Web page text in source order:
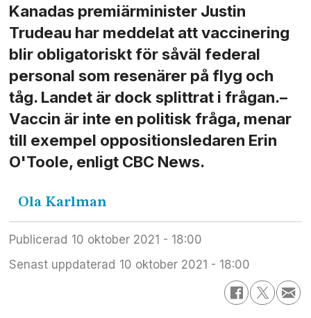
Kanadas premiärminister Justin
Trudeau har meddelat att vaccinering
blir obligatoriskt för såväl federal
personal som resenärer på flyg och
tåg. Landet är dock splittrat i frågan.–
Vaccin är inte en politisk fråga, menar
till exempel oppositionsledaren Erin
O'Toole, enligt CBC News.
Ola Karlman
Publicerad
10 oktober 2021 - 18:00
Senast uppdaterad
10 oktober 2021 - 18:00